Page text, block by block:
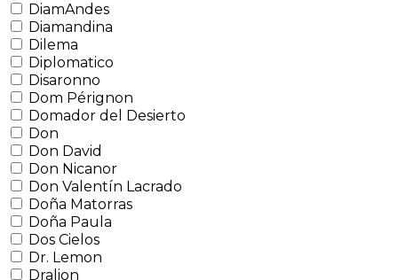
DiamAndes
Diamandina
Dilema
Diplomatico
Disaronno
Dom Pérignon
Domador del Desierto
Don
Don David
Don Nicanor
Don Valentín Lacrado
Doña Matorras
Doña Paula
Dos Cielos
Dr. Lemon
Dralion